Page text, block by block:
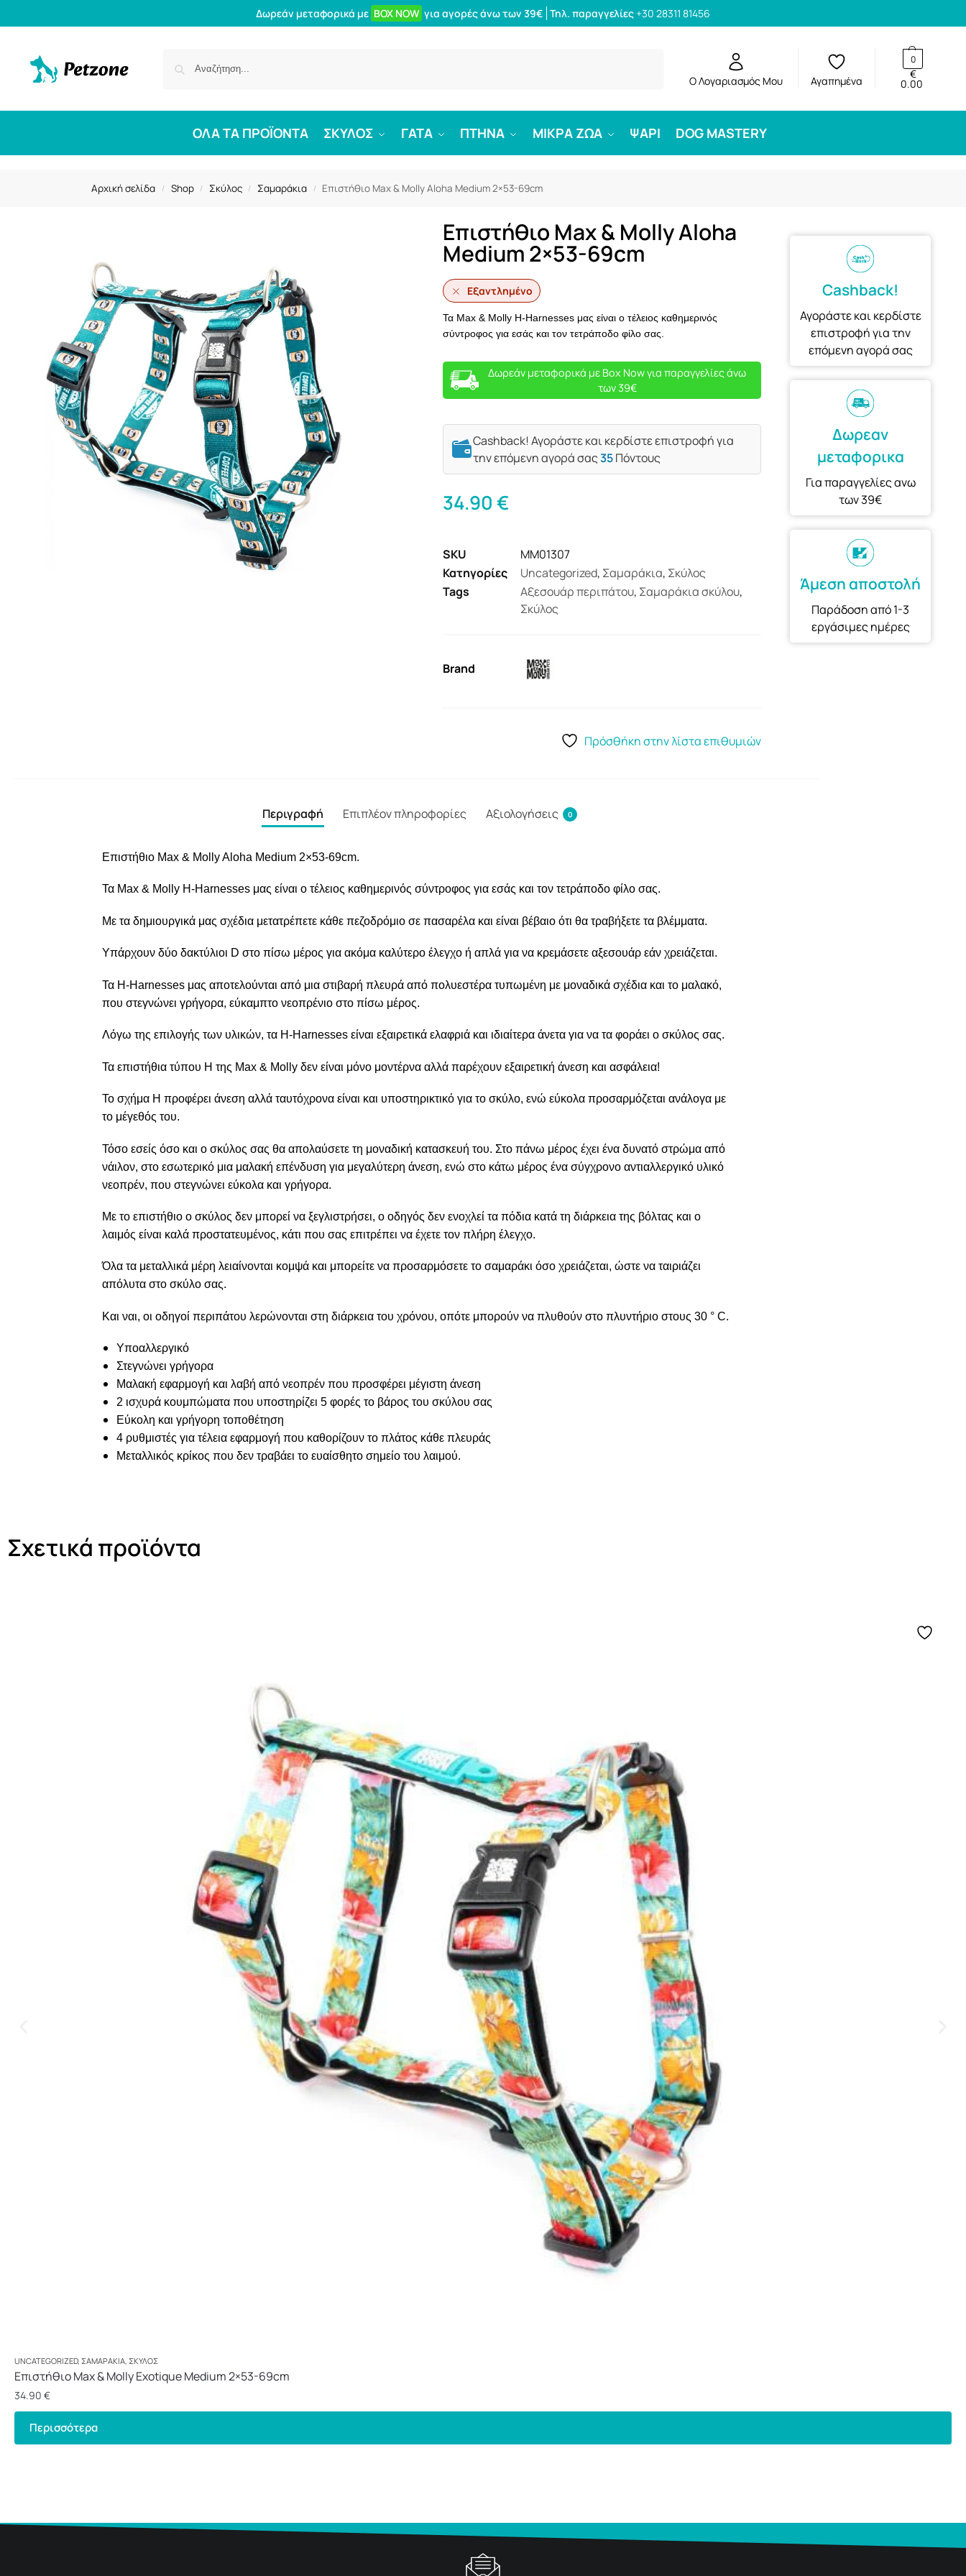
Δωρεάν μεταφορικά με BOX NOW για αγορές άνω των 39€ Τηλ. παραγγελίες +30 28311 81456
Ο Λογαριασμός Μου Αγαπημένα 0.00
€
0
ΟΛΑ ΤΑ ΠΡΟΪΟΝΤΑ ΣΚΥΛΟΣ ΓΑΤΑ ΠΤΗΝΑ ΜΙΚΡΑ ΖΩΑ ΨΑΡΙ DOG MASTERY
Αρχική σελίδα / Shop / Σκύλος / Σαμαράκια / Επιστήθιο Max & Molly Aloha Medium 2×53-69cm
Επιστήθιο Max & Molly Aloha
Medium 2×53-69cm
Εξαντλημένο
Τα Max & Molly H-Harnesses μας είναι ο τέλειος καθημερινός
σύντροφος για εσάς και τον τετράποδο φίλο σας.
Δωρεάν μεταφορικά με Box Now για παραγγελίες άνω
των 39€
Cashback! Αγοράστε και κερδίστε επιστροφή για
την επόμενη αγορά σας35Πόντους
34.90€
SKU
MM01307
Κατηγορίες
Uncategorized, Σαμαράκια, Σκύλος
Tags
Αξεσουάρ περιπάτου, Σαμαράκια σκύλου,
Σκύλος
Brand
Πρόσθήκη στην λίστα επιθυμιών
Cashback!
Αγοράστε και κερδίστε
επιστροφή για την
επόμενη αγορά σας
Δωρεαν
μεταφορικα
Για παραγγελίες ανω
των 39€
Άμεση αποστολή
Παράδοση από 1-3
εργάσιμες ημέρες
Περιγραφή Επιπλέον πληροφορίες Αξιολογήσεις 0
Επιστήθιο Max & Molly Aloha Medium 2×53-69cm.
Τα Max & Molly H-Harnesses μας είναι ο τέλειος καθημερινός σύντροφος για εσάς και τον τετράποδο φίλο σας.
Με τα δημιουργικά μας σχέδια μετατρέπετε κάθε πεζοδρόμιο σε πασαρέλα και είναι βέβαιο ότι θα τραβήξετε τα βλέμματα.
Υπάρχουν δύο δακτύλιοι D στο πίσω μέρος για ακόμα καλύτερο έλεγχο ή απλά για να κρεμάσετε αξεσουάρ εάν χρειάζεται.
Τα H-Harnesses μας αποτελούνται από μια στιβαρή πλευρά από πολυεστέρα τυπωμένη με μοναδικά σχέδια και το μαλακό,
που στεγνώνει γρήγορα, εύκαμπτο νεοπρένιο στο πίσω μέρος.
Λόγω της επιλογής των υλικών, τα H-Harnesses είναι εξαιρετικά ελαφριά και ιδιαίτερα άνετα για να τα φοράει ο σκύλος σας.
Τα επιστήθια τύπου Η της Max & Molly δεν είναι μόνο μοντέρνα αλλά παρέχουν εξαιρετική άνεση και ασφάλεια!
Το σχήμα H προφέρει άνεση αλλά ταυτόχρονα είναι και υποστηρικτικό για το σκύλο, ενώ εύκολα προσαρμόζεται ανάλογα με
το μέγεθός του.
Τόσο εσείς όσο και ο σκύλος σας θα απολαύσετε τη μοναδική κατασκευή του. Στο πάνω μέρος έχει ένα δυνατό στρώμα από
νάιλον, στο εσωτερικό μια μαλακή επένδυση για μεγαλύτερη άνεση, ενώ στο κάτω μέρος ένα σύγχρονο αντιαλλεργικό υλικό
νεοπρέν, που στεγνώνει εύκολα και γρήγορα.
Με το επιστήθιο ο σκύλος δεν μπορεί να ξεγλιστρήσει, ο οδηγός δεν ενοχλεί τα πόδια κατά τη διάρκεια της βόλτας και ο
λαιμός είναι καλά προστατευμένος, κάτι που σας επιτρέπει να έχετε τον πλήρη έλεγχο.
Όλα τα μεταλλικά μέρη λειαίνονται κομψά και μπορείτε να προσαρμόσετε το σαμαράκι όσο χρειάζεται, ώστε να ταιριάζει
απόλυτα στο σκύλο σας.
Και ναι, οι οδηγοί περιπάτου λερώνονται στη διάρκεια του χρόνου, οπότε μπορούν να πλυθούν στο πλυντήριο στους 30 ° C.
Υποαλλεργικό
Στεγνώνει γρήγορα
Μαλακή εφαρμογή και λαβή από νεοπρέν που προσφέρει μέγιστη άνεση
2 ισχυρά κουμπώματα που υποστηρίζει 5 φορές το βάρος του σκύλου σας
Εύκολη και γρήγορη τοποθέτηση
4 ρυθμιστές για τέλεια εφαρμογή που καθορίζουν το πλάτος κάθε πλευράς
Μεταλλικός κρίκος που δεν τραβάει το ευαίσθητο σημείο του λαιμού.
Σχετικά προϊόντα
UNCATEGORIZED, ΣΑΜΑΡΆΚΙΑ ΣΚΎΛΟΣ
Επιστήθιο Max & Molly Exotique Medium 2×53-69cm
34.90 €
Περισσότερα